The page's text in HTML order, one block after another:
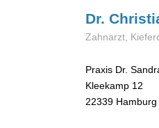
Dr.
Zahnarzt,
Praxis Dr.
Kleekamp 12
22339 Hamburg